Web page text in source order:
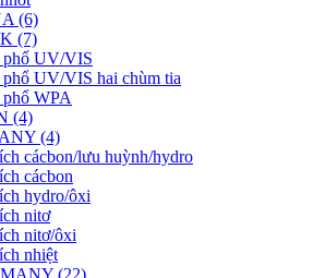
(6)
(7)
phổ UV/VIS
UV/VIS hai chùm tia
WPA
(4)
(4)
cácbon/lưu huỳnh/hydro
cácbon
hydro/ôxi
nitơ
nitơ/ôxi
nhiệt
(22)